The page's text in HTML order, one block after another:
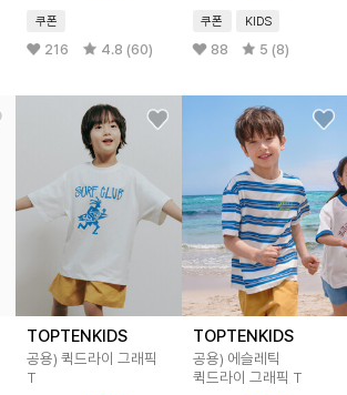
쿠폰
216 4.8 (60)
쿠폰 KIDS
88 5 (8)
TOPTENKIDS
공용) 퀵드라이 그래픽
T
TOPTENKIDS
공용) 에슬레틱
퀵드라이 그래픽 T